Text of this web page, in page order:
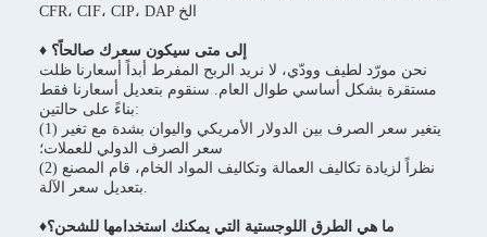
CFR، CIF، CIP، DAP الخ
♦ إلى متى سيكون سعرك صالحاً؟
نحن مورّد لطيف وودّي، لا نريد الربح المفرط أبداً أسعارنا ظلت
مستقرة بشكل أساسي طوال العام. سنقوم بتعديل أسعارنا فقط
بناءً على حالتين:
(1) يتغير سعر الصرف بين الدولار الأمريكي واليوان بشدة مع تغير
سعر الصرف الدولي للعملات؛
(2) نظراً لزيادة تكاليف العمالة وتكاليف المواد الخام، قام المصنع
بتعديل سعر الآلة.
♦ما هي الطرق اللوجستية التي يمكنك استخدامها للشحن؟